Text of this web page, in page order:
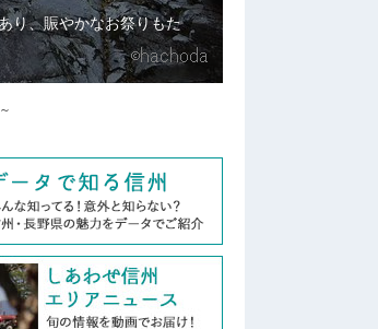
り、賑やかなお祭りもた